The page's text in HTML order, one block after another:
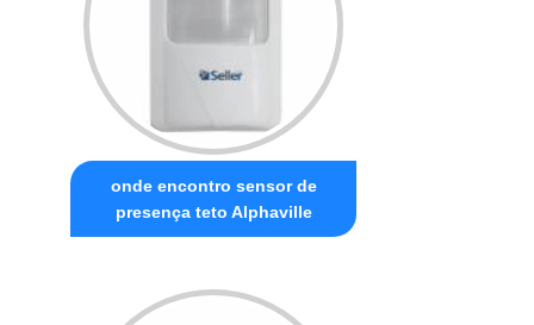
onde encontro sensor de
presença teto Alphaville